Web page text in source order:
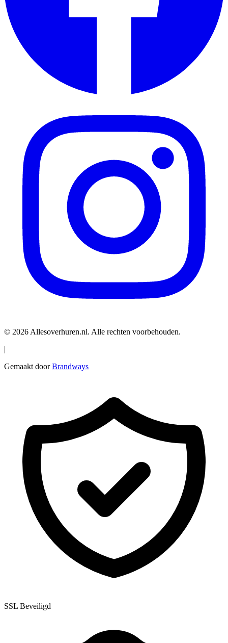
© 2026 Allesoverhuren.nl. Alle rechten voorbehouden.
|
Gemaakt doorBrandways
SSL Beveiligd